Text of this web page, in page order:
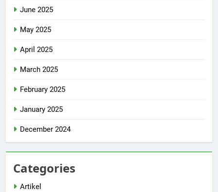
June 2025
May 2025
April 2025
March 2025
February 2025
January 2025
December 2024
Categories
Artikel